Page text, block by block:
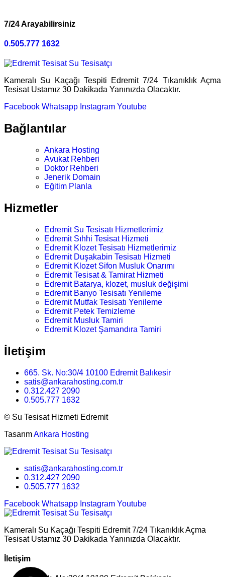
7/24 Arayabilirsiniz
0.505.777 1632
Kameralı Su Kaçağı Tespiti Edremit 7/24 Tıkanıklık Açma
Tesisat Ustamız 30 Dakikada Yanınızda Olacaktır.
Facebook Whatsapp Instagram Youtube
Bağlantılar
Ankara Hosting
Avukat Rehberi
Doktor Rehberi
Jenerik Domain
Eğitim Planla
Hizmetler
Edremit Su Tesisatı Hizmetlerimiz
Edremit Sıhhi Tesisat Hizmeti
Edremit Klozet Tesisatı Hizmetlerimiz
Edremit Duşakabin Tesisatı Hizmeti
Edremit Klozet Sifon Musluk Onarımı
Edremit Tesisat & Tamirat Hizmeti
Edremit Batarya, klozet, musluk değişimi
Edremit Banyo Tesisatı Yenileme
Edremit Mutfak Tesisatı Yenileme
Edremit Petek Temizleme
Edremit Musluk Tamiri
Edremit Klozet Şamandıra Tamiri
İletişim
665. Sk. No:30/4 10100 Edremit Balıkesir
satis@ankarahosting.com.tr
0.312.427 2090
0.505.777 1632
© Su Tesisat Hizmeti Edremit
TasarımAnkara Hosting
satis@ankarahosting.com.tr
0.312.427 2090
0.505.777 1632
Facebook Whatsapp Instagram Youtube
Kameralı Su Kaçağı Tespiti Edremit 7/24 Tıkanıklık Açma
Tesisat Ustamız 30 Dakikada Yanınızda Olacaktır.
İletişim